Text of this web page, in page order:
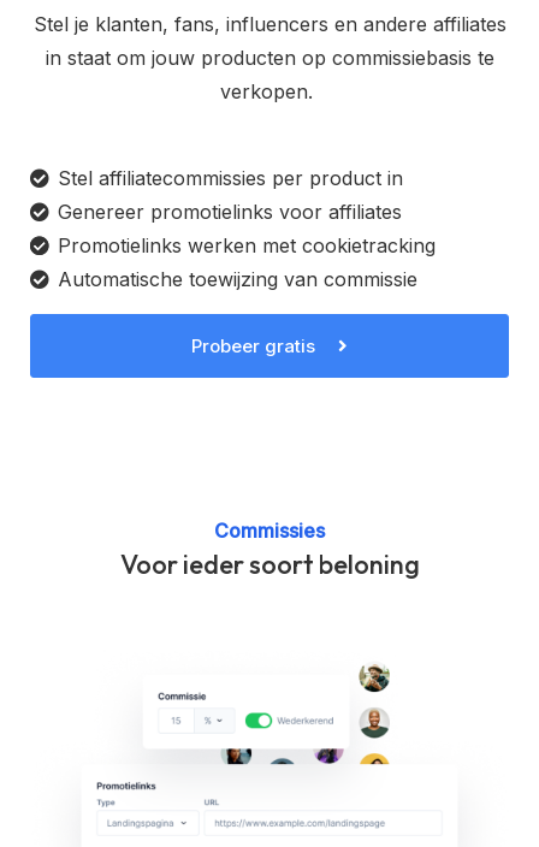
Stel je klanten, fans, influencers en andere affiliates
in staat om jouw producten op commissiebasis te
verkopen.
Stel affiliatecommissies per product in
Genereer promotielinks voor affiliates
Promotielinks werken met cookietracking
Automatische toewijzing van commissie
Probeer gratis
Commissies
Voor ieder soort beloning